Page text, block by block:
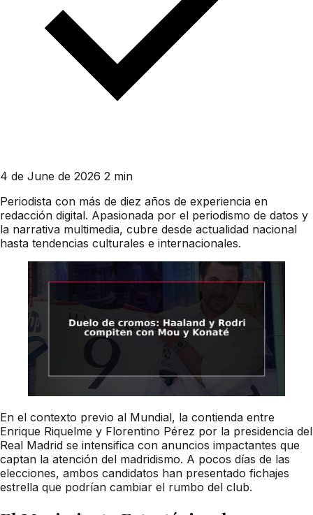
4 de June de 2026 2 min
Periodista con más de diez años de experiencia en
redacción digital. Apasionada por el periodismo de datos y
la narrativa multimedia, cubre desde actualidad nacional
hasta tendencias culturales e internacionales.
En el contexto previo al Mundial, la contienda entre
Enrique Riquelme y Florentino Pérez por la presidencia del
Real Madrid se intensifica con anuncios impactantes que
captan la atención del madridismo. A pocos días de las
elecciones, ambos candidatos han presentado fichajes
estrella que podrían cambiar el rumbo del club.